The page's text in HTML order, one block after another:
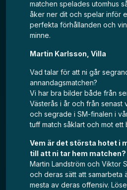
matchen spelades utomhus
åker ner dit och spelar inför
perfekta förhållanden och
minne.
Martin Karlsson, Villa
Vad talar för att ni går
annandagsmatchen?
Vi har bra bilder både från
Västerås i år och från senast
och segrade i SM-finalen i
tuff match såklart och mot ett
Vem är det största hotet i
till att ni tar hem matchen?
Martin Landström och Viktor
och deras sätt att samarbeta
mesta av deras offensiv.